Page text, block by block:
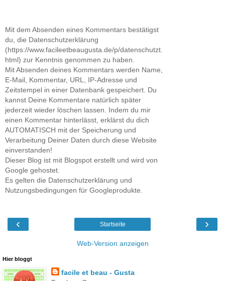
Mit dem Absenden eines Kommentars bestätigst
du, die Datenschutzerklärung
(https://www.facileetbeaugusta.de/p/datenschutzt.
html) zur Kenntnis genommen zu haben.
Mit Absenden deines Kommentars werden Name,
E-Mail, Kommentar, URL, IP-Adresse und
Zeitstempel in einer Datenbank gespeichert. Du
kannst Deine Kommentare natürlich später
jederzeit wieder löschen lassen. Indem du mir
einen Kommentar hinterlässt, erklärst du dich
AUTOMATISCH mit der Speicherung und
Verarbeitung Deiner Daten durch diese Website
einverstanden!
Dieser Blog ist mit Blogspot erstellt und wird von
Google gehostet.
Es gelten die Datenschutzerklärung und
Nutzungsbedingungen für Googleprodukte.
‹ ›
Startseite
Web-Version anzeigen
Hier bloggt
facile et beau - Gusta